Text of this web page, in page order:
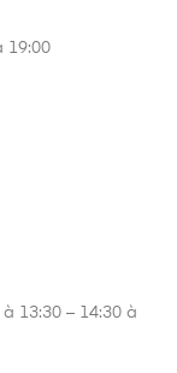
19:00
13:30 – 14:30 à